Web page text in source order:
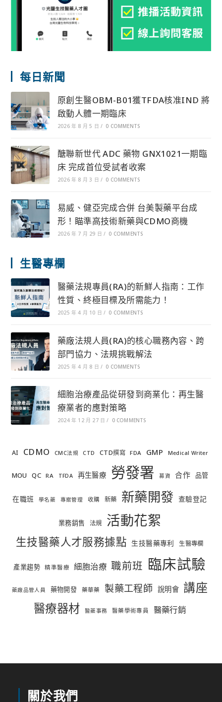
每日新聞
原創生醫OBM-B01獲TFDA核准IND 將
啟動人體一期臨床
2026 年 8 月 5 日 / 0 COMMENTS
醣聯新世代 ADC 藥物 GNX1021一期臨
床 完成首位受試者收案
2026 年 8 月 3 日 / 0 COMMENTS
易威、健亞完成合併 台美製藥平台成
形！瞄準高技術新藥與CDMO商機
2026 年 7 月 29 日 / 0 COMMENTS
生醫專欄
醫藥法規專員(RA)的新鮮人指南：工作
性質、終極目標及所需能力！
2025 年 4 月 10 日 / 0 COMMENTS
藥廠法規人員(RA)的核心職務內容、跨
部門協力、法規挑戰解法
2025 年 4 月 8 日 / 0 COMMENTS
細胞治療產品從研發到商業化：再生醫
療業者的應對策略
2024 年 12 月 27 日 / 0 COMMENTS
AI CDMO CMC法規 CTD CTD撰寫 FDA GMP Medical Writer
MOU QC RA TFDA 再生醫療 勞發署 募資 合作 品管
在職班 學名藥 專案管理 收購 新藥 新藥開發 查驗登記
業務銷售 法規 活動花絮
生技醫藥人才服務據點 生技醫藥專利 生醫專欄
產業趨勢 精準醫療 細胞治療 職前班 臨床試驗
藥廠品管人員 藥物開發 藥華藥 製藥工程師 說明會 講座
醫療器材 醫藥事務 醫藥學術專員 醫藥行銷
關於我們